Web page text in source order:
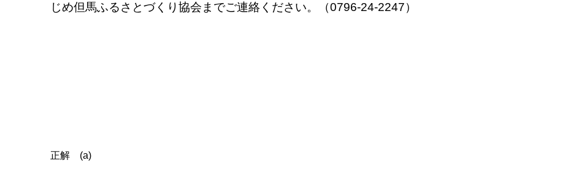
じめ但馬ふるさとづくり協会までご連絡ください。（0796-24-2247）
正解 (a)